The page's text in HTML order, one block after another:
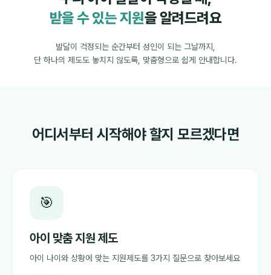
받을 수 있는 지원을 알려드려요
발달이 걱정되는 순간부터 성인이 되는 그날까지,
단 하나의 제도도 놓치지 않도록, 맞춤형으로 쉽게 안내합니다.
어디서부터 시작해야 할지 모르겠다면
🎯
아이 맞춤 지원 제도
아이 나이와 상황에 맞는 지원제도를 3가지 질문으로 찾아보세요